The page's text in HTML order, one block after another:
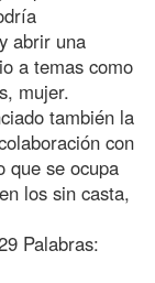
abrir una
a temas como
mujer.
también la
con
que se ocupa
los sin casta,
Palabras: